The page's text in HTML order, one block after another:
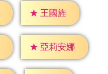
★ 王國旌
★ 亞莉安娜